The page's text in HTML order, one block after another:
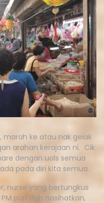
marah ke atau nak gelak
arahan kerajaan ni. Cik
dengan uols semua
pada diri kita semua.
nurse yang bertungkus
pun dah nasihatkan,